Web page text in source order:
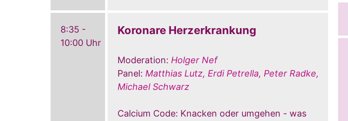
8:35 -
10:00 Uhr
Koronare Herzerkrankung
Moderation: Holger Nef
Panel: Matthias Lutz, Erdi Petrella, Peter Radke,
Michael Schwarz
Calcium Code: Knacken oder umgehen - was